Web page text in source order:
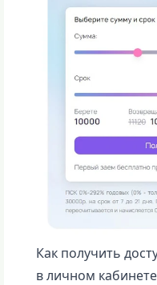
Как получить
в личном